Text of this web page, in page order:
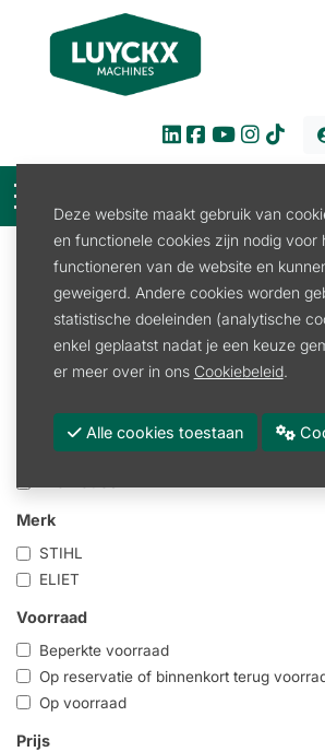
Filter
Verkoop
Verticuteerder
Verticuteerder Elektrisch
Merk
STIHL
ELIET
Voorraad
Beperkte voorraad
Op reservatie of binnenkort terug
Op voorraad
Prijs
Deze website maakt gebruik van
en functionele cookies zijn nodig voor
functioneren van de website en
geweigerd. Andere cookies worden
statistische doeleinden (analytische
enkel geplaatst nadat je een keuze
er meer over in ons Cookiebeleid.
Alle cookies toestaan